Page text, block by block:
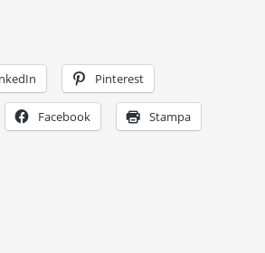
Pinterest
Facebook Stampa